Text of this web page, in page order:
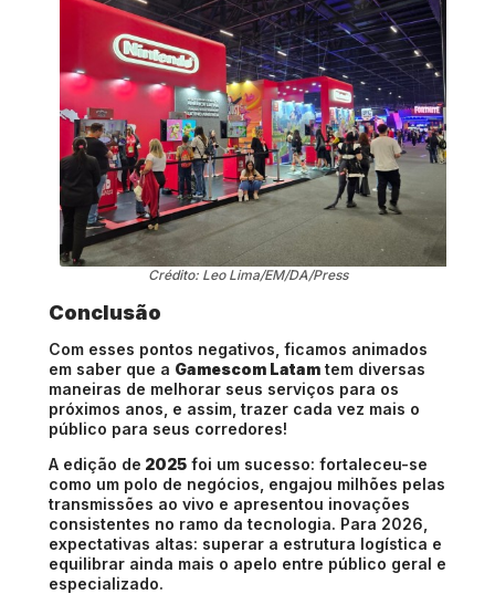
Crédito: Leo Lima/EM/DA/Press
Conclusão
Com esses pontos negativos, ficamos animados
em saber que a Gamescom Latam tem diversas
maneiras de melhorar seus serviços para os
próximos anos, e assim, trazer cada vez mais o
público para seus corredores!
A edição de 2025 foi um sucesso: fortaleceu-se
como um polo de negócios, engajou milhões pelas
transmissões ao vivo e apresentou inovações
consistentes no ramo da tecnologia. Para 2026,
expectativas altas: superar a estrutura logística e
equilibrar ainda mais o apelo entre público geral e
especializado.